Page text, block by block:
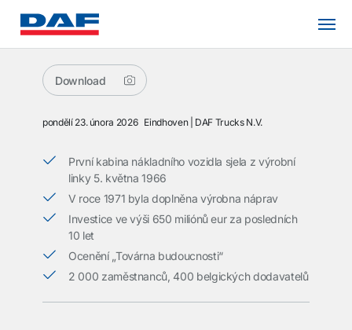
Download
pondělí 23. února 2026 Eindhoven DAF Trucks N.V.
První kabina nákladního vozidla sjela z výrobní
linky 5. května 1966
V roce 1971 byla doplněna výrobna náprav
Investice ve výši 650 miliónů eur za posledních
10 let
Ocenění „Továrna budoucnosti“
2 000 zaměstnanců, 400 belgických dodavatelů